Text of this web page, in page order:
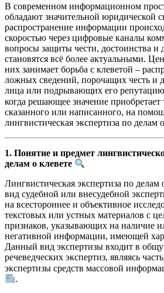
В современном информационном
обладают значительной юридической
распространение информации
скоростью через цифровые каналы
вопросы защиты чести, достоинства и
становятся всё более актуальными.
них занимает борьба с клеветой –
ложных сведений, порочащих честь и
лица или подрывающих его репутацию
когда решающее значение
сказанного или написанного, на
лингвистическая экспертиза по делам
1. Понятие и предмет
делам о клевете
Лингвистическая экспертиза по делам
вид судебной или внесудебной
на всестороннее и объективное
текстовых или устных материалов с
признаков, указывающих на наличие
негативной информации, имеющей
Данный вид экспертизы входит в
речеведческих экспертиз, являясь
экспертизы средств массовой
.